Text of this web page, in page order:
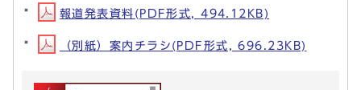
報道発表資料(PDF形式, 494.12KB)
（別紙）案内チラシ(PDF形式, 696.23KB)